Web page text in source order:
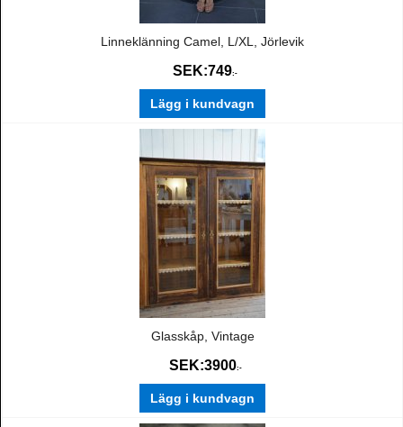
Linneklänning Camel, L/XL, Jörlevik
SEK:749:-
Lägg i kundvagn
Glasskåp, Vintage
SEK:3900:-
Lägg i kundvagn